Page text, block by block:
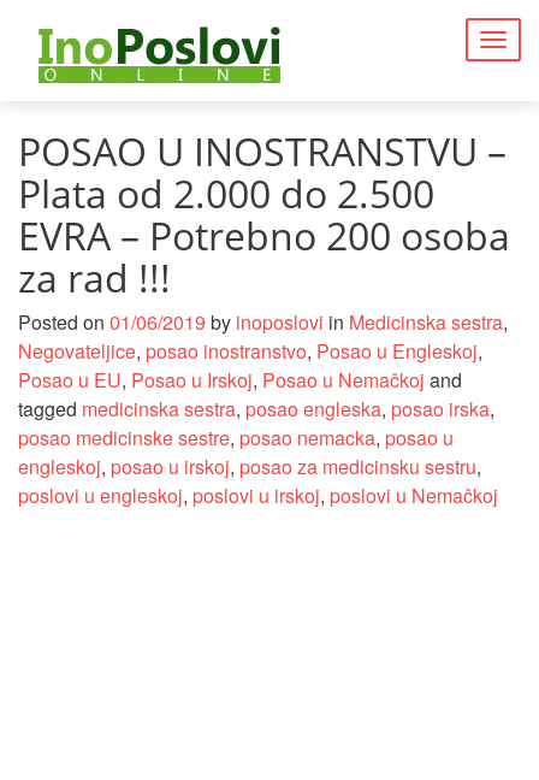
POSAO U INOSTRANSTVU –
Plata od 2.000 do 2.500
EVRA – Potrebno 200 osoba
za rad !!!
Posted on 01/06/2019 by inoposlovi in Medicinska sestra,
Negovateljice, posao inostranstvo, Posao u Engleskoj,
Posao u EU, Posao u Irskoj, Posao u Nemačkoj and
tagged medicinska sestra, posao engleska, posao irska,
posao medicinske sestre, posao nemacka, posao u
engleskoj, posao u irskoj, posao za medicinsku sestru,
poslovi u engleskoj, poslovi u irskoj, poslovi u Nemačkoj